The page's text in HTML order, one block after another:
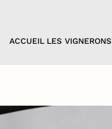
ACCUEIL LES VIGNERONS